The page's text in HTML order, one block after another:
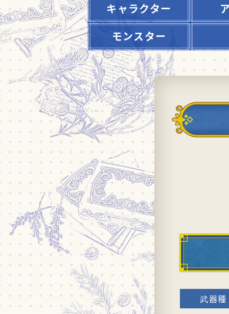
キャラクター
モンスター